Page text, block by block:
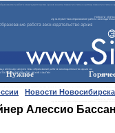
Нужное
Новости Новосибирска
Алессио